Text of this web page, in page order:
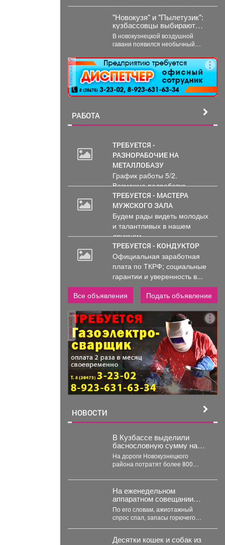
компании,...
"Новокузя" и "Пылетузик":
кузбассовцы выбирают
имя роботу в аэропорту
В новокузнецкой воздушной
гавани появился необычный
энергию. В международном
аэропорту...
реклама
РАБОТА
ТРЕБУЕТСЯ -
РАЗНОРАБОЧИЕ НА
МЕТАЛЛОБАЗУ
График работы 5/2.
Возможна подработка..
ТРЕБУЕТСЯ - МАСТЕРА
МУЖСКОГО ЗАЛА
Будем рады видеть молодых
и талантливых в нашем
дружном...
ТРЕБУЕТСЯ - КОНДУКТОР
Официальная заработная
плата по ТКРФ; социальные
гарантии и уверенность в...
Все объявления
Подать объявление
реклама
НОВОСТИ
В Кузбассе выделили
баснословную сумму на
вечную проблему: 826 млн
на ремонт
На дороги Новокузнецкого
района потратят более 800
районе в ближайшие два...
На еженедельном
аппаратном совещании
губернатор Кузбасса Илья
Середюк заявил о
стабилизации ситуации с
топливом в регионе.
По его словам, ажиотажный
спрос спал, запасы горючего
Десятки кошек и собак из